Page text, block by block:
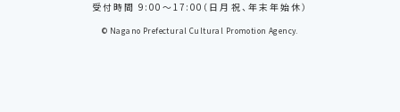
受付時間 9:00～17:00（日月祝、年末年始休）
© Nagano Prefectural Cultural Promotion Agency.